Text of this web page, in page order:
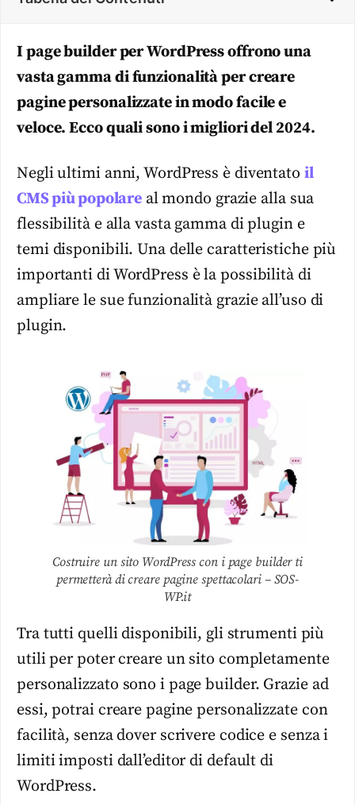
I page builder per WordPress offrono una
vasta gamma di funzionalità per creare
pagine personalizzate in modo facile e
veloce. Ecco quali sono i migliori del 2024.
Negli ultimi anni, WordPress è diventato il
CMS più popolareal mondo grazie alla sua
flessibilità e alla vasta gamma di plugin e
temi disponibili. Una delle caratteristiche più
importanti di WordPress è la possibilità di
ampliare le sue funzionalità grazie all’uso di
plugin.
Costruire un sito WordPress con i page builder ti
permetterà di creare pagine spettacolari – SOS-
WP.it
Tra tutti quelli disponibili, gli strumenti più
utili per poter creare un sito completamente
personalizzato sono i page builder. Grazie ad
essi, potrai creare pagine personalizzate con
facilità, senza dover scrivere codice e senza i
limiti imposti dall’editor di default di
WordPress.